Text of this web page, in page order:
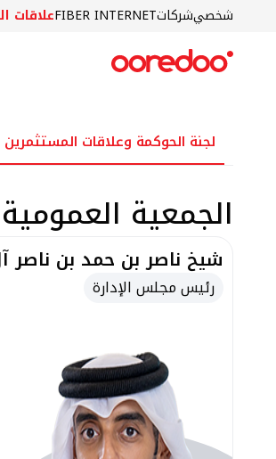
شخصيشركاتFIBER INTERNETعلاقات
لجنة الحوكمة وعلاقات المستثمرين
الجمعية العمومية
شيخ ناصر بن حمد بن ناصر
رئيس مجلس الإدارة